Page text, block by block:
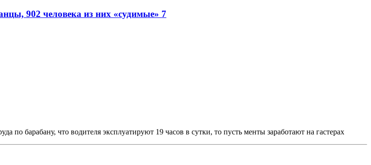
902 человека из них «судимые» 7
по барабану, что водителя эксплуатируют 19 часов в сутки, то пусть менты заработают на гастерах